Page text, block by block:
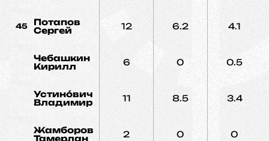
45
Потапов
Сергей
12 6.2 4.1
Чебашкин
Кирилл
6 0 0.5
Устинóвич
Владимир
11 8.5 3.4
Жамборов
Тамерлан
2 0 0